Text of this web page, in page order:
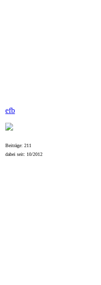
efb
Beiträge: 211
dabei seit: 10/2012